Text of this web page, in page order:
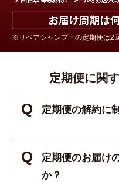
※リペアシャンプーの定期便は2
定期便に関
Q 定期便の解約に
Q
定期便のお届け
か？